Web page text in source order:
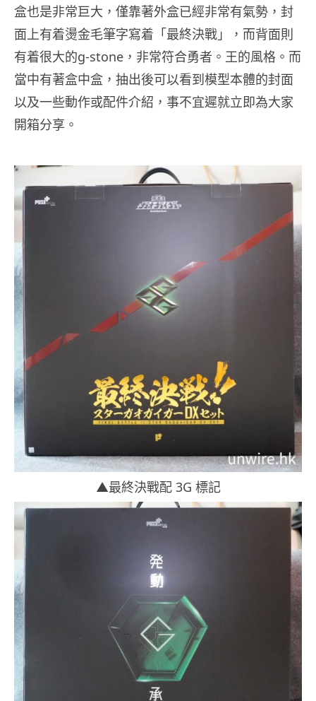
盒也是非常巨大，僅靠著外盒已經非常有氣勢，封
面上有着燙金毛筆字寫着「最終決戰」，而背面則
有着很大的g-stone，非常符合勇者。王的風格。而
當中有著盒中盒，抽出後可以看到模型本體的封面
以及一些動作或配件介紹，事不宜遲就立即為大家
開箱分享。
▲最終決戰配 3G 標記